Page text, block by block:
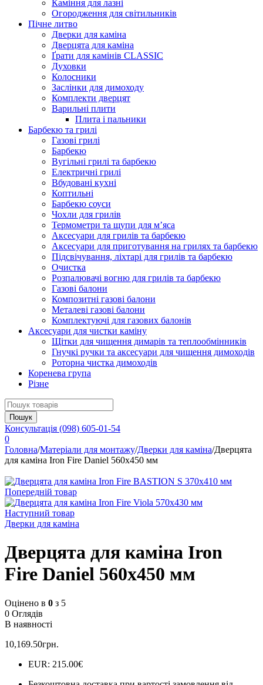
Каміння для лазні
Огородження для світильників
Пічне литво
Дверки для каміна
Дверцята для каміна
Ґрати для камінів CLASSIC
Духовки
Колосники
Заслінки для димоходу
Комплекти дверцят
Варильні плити
Плита і пальники
Барбекю та грилі
Газові грилі
Барбекю
Вугільні грилі та барбекю
Електричні грилі
Вбудовані кухні
Коптильні
Барбекю соуси
Чохли для грилів
Термометри та щупи для м’яса
Аксесуари для грилів та барбекю
Аксесуари для приготування на грилях та барбекю
Підсвічування, ліхтарі для грилів та барбекю
Очистка
Розпалювачі вогню для грилів та барбекю
Газові балони
Композитні газові балони
Металеві газові балони
Комплектуючі для газових балонів
Аксесуари для чистки каміну
Щітки для чищення димарів та теплообмінників
Гнучкі ручки та аксесуари для чищення димоходів
Роторна чистка димоходів
Коренева група
Різне
Консультація (098) 605-01-54
0
Головна/Матеріали для монтажу/Дверки для каміна/Дверцята
для каміна Iron Fire Daniel 560х450 мм
Попередній товар
Наступний товар
Дверки для каміна
Дверцята для каміна Iron
Fire Daniel 560х450 мм
Оцінено в 0 з 5
0 Оглядів
В наявності
10,169.50грн.
EUR: 215.00€